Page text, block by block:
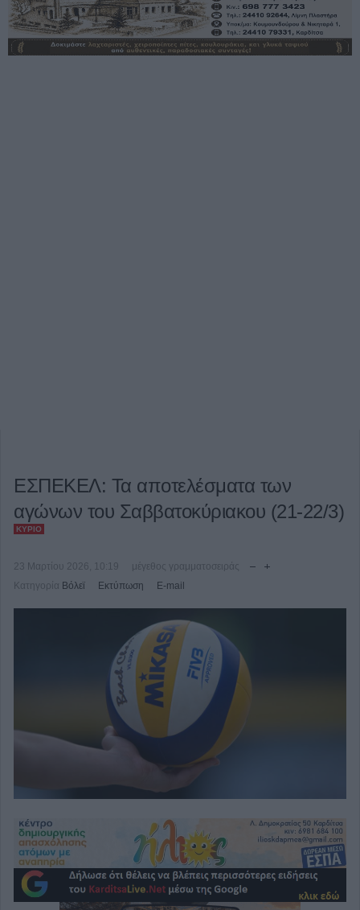
ΕΣΠΕΚΕΛ: Τα αποτελέσματα των
αγώνων του Σαββατοκύριακου (21-22/3)
ΚΎΡΙΟ
23 Μαρτίου 2026, 10:19
μέγεθος γραμματοσειράς
Κατηγορία Βόλεϊ Εκτύπωση E-mail